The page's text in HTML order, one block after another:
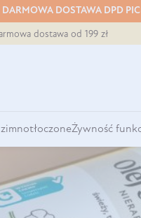
DARMOWA DOSTAWA DPD
dostawa od 199 zł
Żywność